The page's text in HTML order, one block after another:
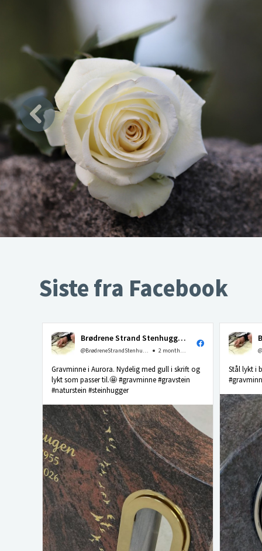
Siste fra Facebook
Brødrene Strand Stenhuggeri as
@BrødreneStrandStenhuggerias 2 months ago
Gravminne i Aurora. Nydelig med gull i skrift og
lykt som passer til.🤩 #gravminne #gravstein
#naturstein #steinhugger
Stål lykt i